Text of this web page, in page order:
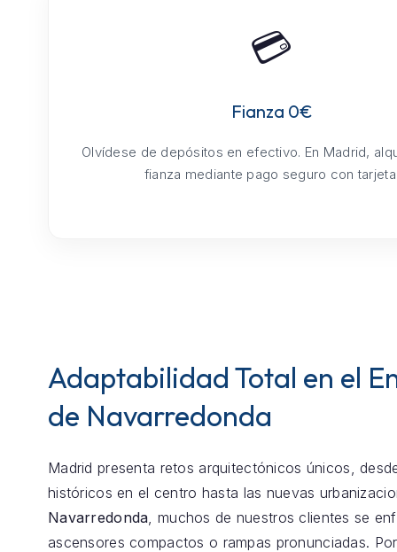
💳
Fianza 0€
Olvídese de depósitos en efectivo. En Madrid,
fianza mediante pago seguro con
Adaptabilidad Total en el
de Navarredonda
Madrid presenta retos arquitectónicos únicos,
históricos en el centro hasta las nuevas
Navarredonda , muchos de nuestros clientes se
ascensores compactos o rampas pronunciadas.